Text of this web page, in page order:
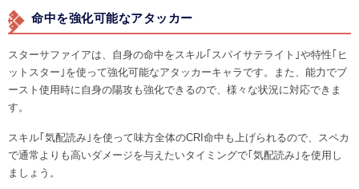
命中を強化可能なアタッカー
スターサファイアは、自身の命中をスキル｢スパイサテライト｣や特性｢ヒ
ットスター｣を使って強化可能なアタッカーキャラです。また、能力でブ
ースト使用時に自身の陽攻も強化できるので、様々な状況に対応できま
す。
スキル｢気配読み｣を使って味方全体のCRI命中も上げられるので、スペカ
で通常よりも高いダメージを与えたいタイミングで｢気配読み｣を使用し
ましょう。